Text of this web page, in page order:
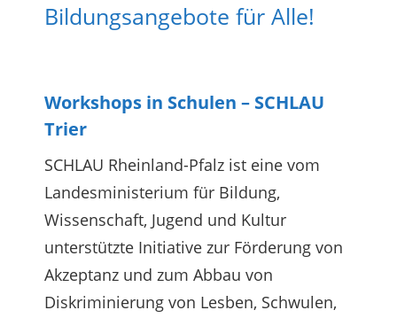
Bildungsangebote für Alle!
Workshops in Schulen – SCHLAU
Trier
SCHLAU Rheinland-Pfalz ist eine vom
Landesministerium für Bildung,
Wissenschaft, Jugend und Kultur
unterstützte Initiative zur Förderung von
Akzeptanz und zum Abbau von
Diskriminierung von Lesben, Schwulen,